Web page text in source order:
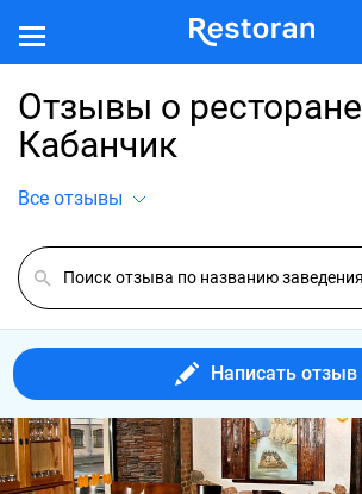
Отзывы о ресторане
Кабанчик
Все отзывы
Написать отзыв